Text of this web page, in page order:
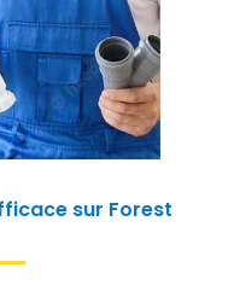
sur Forest